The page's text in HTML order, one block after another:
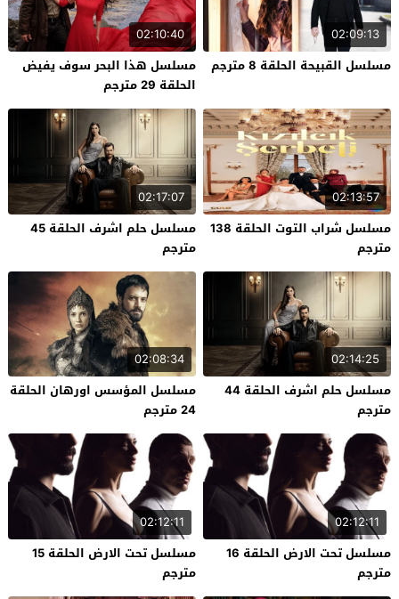
02:09:13
مسلسل القبيحة الحلقة 8 مترجم
02:10:40
مسلسل هذا البحر سوف يفيض
الحلقة 29 مترجم
02:13:57
مسلسل شراب التوت الحلقة 138
مترجم
02:17:07
مسلسل حلم اشرف الحلقة 45
مترجم
02:14:25
مسلسل حلم اشرف الحلقة 44
مترجم
02:08:34
مسلسل المؤسس اورهان الحلقة
24 مترجم
02:12:11
مسلسل تحت الارض الحلقة 16
مترجم
02:12:11
مسلسل تحت الارض الحلقة 15
مترجم